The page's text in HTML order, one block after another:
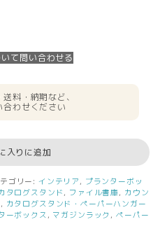
て問い合わせる
料・納期など、
わせください
入りに追加
ゴリー: インテリア , プランターボッ
タログスタンド , ファイル書庫, カウン
, カタログスタンド・ペーパーハンガー
ーボックス , マガジンラック , ペーパー